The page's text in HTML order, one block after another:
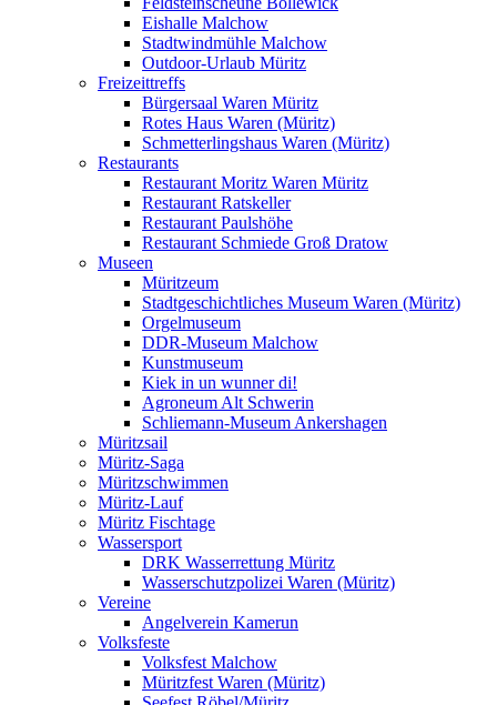
Eishalle Malchow
Stadtwindmühle Malchow
Outdoor-Urlaub Müritz
Freizeittreffs
Bürgersaal Waren Müritz
Rotes Haus Waren (Müritz)
Schmetterlingshaus Waren (Müritz)
Restaurants
Restaurant Moritz Waren Müritz
Restaurant Ratskeller
Restaurant Paulshöhe
Restaurant Schmiede Groß Dratow
Museen
Müritzeum
Stadtgeschichtliches Museum Waren (Müritz)
Orgelmuseum
DDR-Museum Malchow
Kunstmuseum
Kiek in un wunner di!
Agroneum Alt Schwerin
Schliemann-Museum Ankershagen
Müritzsail
Müritz-Saga
Müritzschwimmen
Müritz-Lauf
Müritz Fischtage
Wassersport
DRK Wasserrettung Müritz
Wasserschutzpolizei Waren (Müritz)
Vereine
Angelverein Kamerun
Volksfeste
Volksfest Malchow
Müritzfest Waren (Müritz)